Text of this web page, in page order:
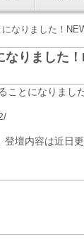
なりました！
りました！
ことになりま
壇内容は近日更